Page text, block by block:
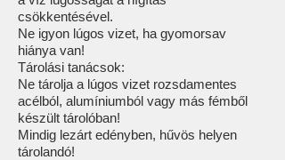
csökkentésével.
Ne igyon lúgos vizet, ha gyomorsav
hiánya van!
Tárolási tanácsok:
Ne tárolja a lúgos vizet rozsdamentes
acélból, alumíniumból vagy más fémből
készült tárolóban!
Mindig lezárt edényben, hűvös helyen
tárolandó!